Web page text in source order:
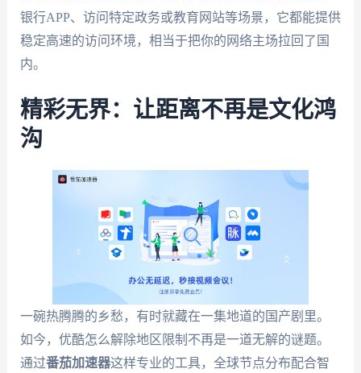
银行APP、访问特定政务或教育网站等场景，它都能提供
稳定高速的访问环境，相当于把你的网络主场拉回了国
内。
精彩无界：让距离不再是文化鸿
沟
一碗热腾腾的乡愁，有时就藏在一集地道的国产剧里。
如今，优酷怎么解除地区限制不再是一道无解的谜题。
通过番茄加速器这样专业的工具，全球节点分布配合智